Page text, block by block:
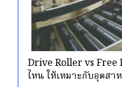
Drive Roller vs Free
ไหน ให้เหมาะกับอุตส